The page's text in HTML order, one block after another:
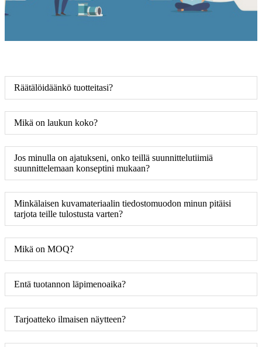
Räätälöidäänkö tuotteitasi?
Mikä on laukun koko?
Jos minulla on ajatukseni, onko teillä suunnittelutiimiä
suunnittelemaan konseptini mukaan?
Minkälaisen kuvamateriaalin tiedostomuodon minun pitäisi
tarjota teille tulostusta varten?
Mikä on MOQ?
Entä tuotannon läpimenoaika?
Tarjoatteko ilmaisen näytteen?